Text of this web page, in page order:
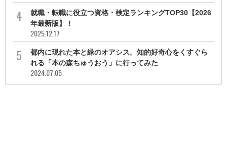
就職・転職に役立つ資格・検定ランキングTOP30【2026
年最新版】！
2025.12.17
都内に現れた本と緑のオアシス。知的好奇心をくすぐら
れる「本の森ちゅうおう」に行ってみた
2024.07.05